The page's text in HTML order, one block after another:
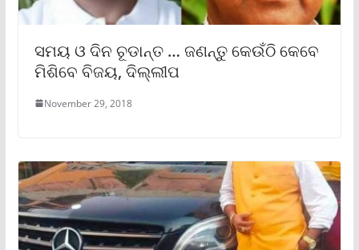
ସମୟ ଓ ଦିନ ଚୂଡାନ୍ତ … ଜଣନ୍ତୁ କେଉଁଠି କେବେ
ମିଶିବେ ବିଜୟ, ଦିଲ୍ଲୀପ
November 29, 2018